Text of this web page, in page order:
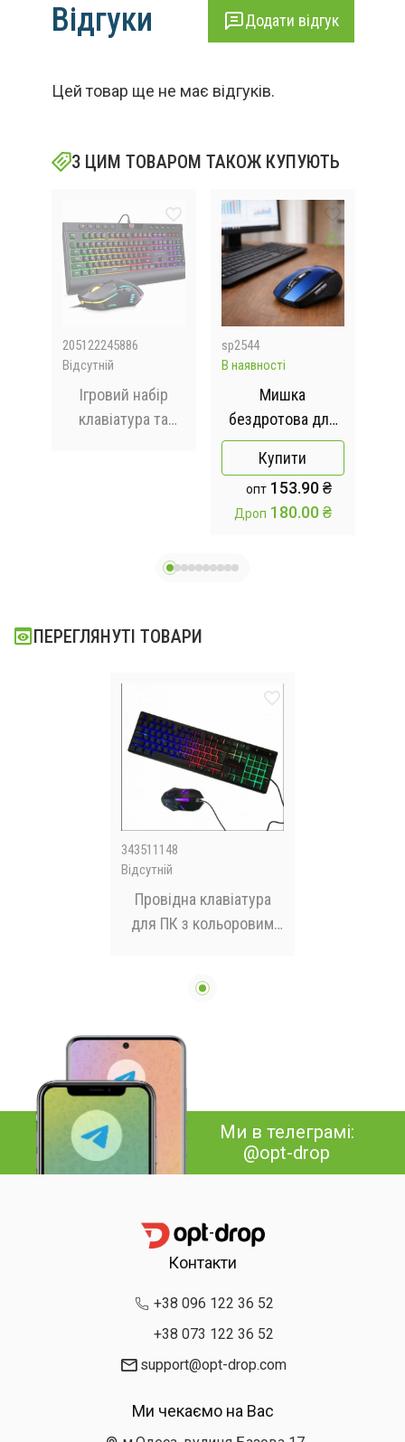
Відгуки Додати відгук
Цей товар ще не має відгуків.
З ЦИМ ТОВАРОМ ТАКОЖ КУПУЮТЬ
205122245886
Відсутній
Ігровий набір
клавіатура та
sp2544
В наявності
Мишка
бездротова для
ПК/USB миша G-
109 з
ергономічним
дизайном
Купити
опт153.90 ₴
Дроп 180.00 ₴
ПЕРЕГЛЯНУТІ ТОВАРИ
343511148
Відсутній
Провідна клавіатура
для ПК з кольоровим
Ми в телеграмі:
@opt-drop
Контакти
+38 096 122 36 52
+38 073 122 36 52
support@opt-drop.com
Ми чекаємо на Вас